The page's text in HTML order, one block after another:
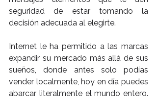
seguridad de estar tomando la
decisión adecuada al elegirte.
Internet le ha permitido a las marcas
expandir su mercado más allá de sus
sueños, donde antes solo podías
vender localmente, hoy en día puedes
abarcar literalmente el mundo entero.